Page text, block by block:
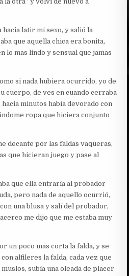
latir mi sexo, y salió la
que aquella chica era bonita,
lo mas lindo y sensual que jamas
si nada hubiera ocurrido, yo de
cuerpo, de ves en cuando cerraba
minutos había devorado con
ropa que hiciera conjunto
decante por las faldas vaqueras,
que hicieran juego y pase al
que ella entraría al probador
pero nada de aquello ocurrió,
una blusa y salí del probador,
me dijo que me estaba muy
un poco mas corta la falda, y se
alfileres la falda, cada vez que
subía una oleada de placer